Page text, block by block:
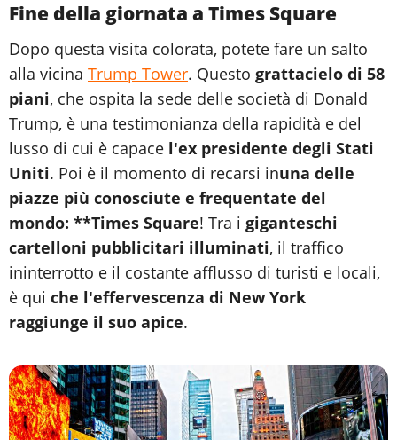
Fine della giornata a Times Square
Dopo questa visita colorata, potete fare un salto
alla vicina Trump Tower. Questo grattacielo di 58
piani, che ospita la sede delle società di Donald
Trump, è una testimonianza della rapidità e del
lusso di cui è capace l'ex presidente degli Stati
Uniti. Poi è il momento di recarsi inuna delle
piazze più conosciute e frequentate del
mondo: **Times Square! Tra i giganteschi
cartelloni pubblicitari illuminati, il traffico
ininterrotto e il costante afflusso di turisti e locali,
è qui che l'effervescenza di New York
raggiunge il suo apice.